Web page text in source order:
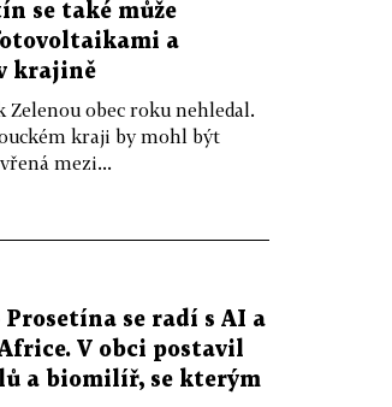
se také může
a
krajině
Zelenou obec roku nehledal.
kraji by mohl být
mezi...
se radí s AI a
V obci postavil
a biomilíř, se kterým